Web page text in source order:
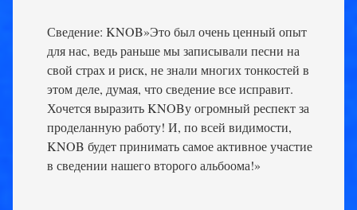
Сведение: KNOB»Это был очень ценный опыт
для нас, ведь раньше мы записывали песни на
свой страх и риск, не знали многих тонкостей в
этом деле, думая, что сведение все исправит.
Хочется выразить KNOBу огромный респект за
проделанную работу! И, по всей видимости,
KNOB будет принимать самое активное участие
в сведении нашего второго альбоома!»